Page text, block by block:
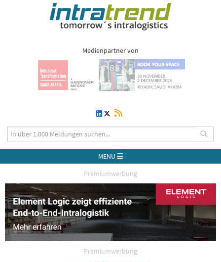
Medienpartner von
MENU
Premiumwerbung
Premiumwerbung